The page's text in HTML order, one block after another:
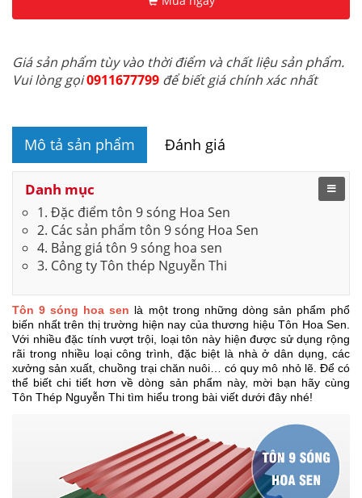
Giá sản phẩm tùy vào thời điểm và chất liệu sản phẩm.
Vui lòng gọi0911677799 để biết giá chính xác nhất
Mô tả sản phẩm Đánh giá
Danh mục
1. Đặc điểm tôn 9 sóng Hoa Sen
2. Các sản phẩm tôn 9 sóng Hoa Sen
4. Bảng giá tôn 9 sóng hoa sen
3. Công ty Tôn thép Nguyễn Thi
Tôn 9 sóng hoa sen là một trong những dòng sản phẩm phổ
biến nhất trên thị trường hiện nay của thương hiệu Tôn Hoa Sen.
Với nhiều đặc tính vượt trội, loại tôn này hiện được sử dụng rộng
rãi trong nhiều loại công trình, đặc biệt là nhà ở dân dụng, các
xưởng sản xuất, chuồng trại chăn nuôi… có quy mô nhỏ lẽ. Để có
thể biết chi tiết hơn về dòng sản phẩm này, mời bạn hãy cùng
Tôn Thép Nguyễn Thi tìm hiểu trong bài viết dưới đây nhé!